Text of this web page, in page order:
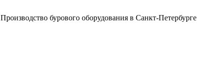
Производство бурового оборудования в Санкт-Петербурге